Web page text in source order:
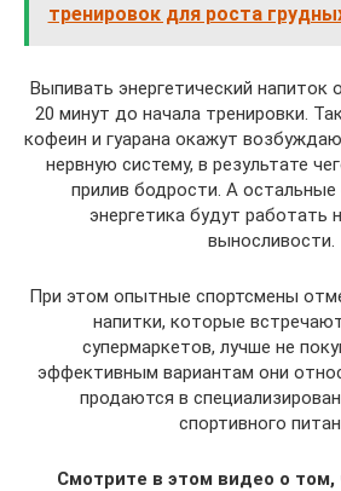
тренировок для роста
Выпивать энергетический напиток
20 минут до начала тренировки.
кофеин и гуарана окажут
нервную систему, в результате
прилив бодрости. А
энергетика будут работать
выносливости.
При этом опытные спортсмены
напитки, которые
супермаркетов, лучше не
эффективным вариантам они
продаются в
спортивного
Смотрите в этом видео о